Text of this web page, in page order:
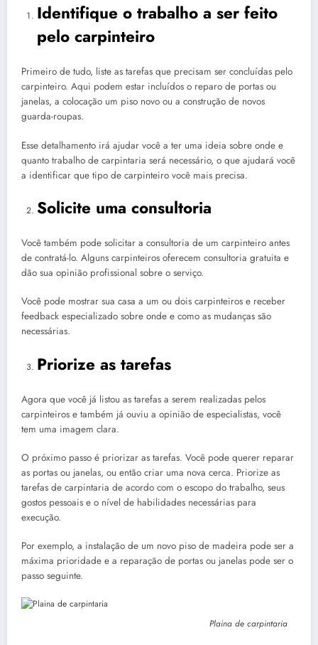
Identifique o trabalho a ser feito
pelo carpinteiro
Primeiro de tudo, liste as tarefas que precisam ser concluídas pelo
carpinteiro. Aqui podem estar incluídos o reparo de portas ou
janelas, a colocação um piso novo ou a construção de novos
guarda-roupas.
Esse detalhamento irá ajudar você a ter uma ideia sobre onde e
quanto trabalho de carpintaria será necessário, o que ajudará você
a identificar que tipo de carpinteiro você mais precisa.
Solicite uma consultoria
Você também pode solicitar a consultoria de um carpinteiro antes
de contratá-lo. Alguns carpinteiros oferecem consultoria gratuita e
dão sua opinião profissional sobre o serviço.
Você pode mostrar sua casa a um ou dois carpinteiros e receber
feedback especializado sobre onde e como as mudanças são
necessárias.
Priorize as tarefas
Agora que você já listou as tarefas a serem realizadas pelos
carpinteiros e também já ouviu a opinião de especialistas, você
tem uma imagem clara.
O próximo passo é priorizar as tarefas. Você pode querer reparar
as portas ou janelas, ou então criar uma nova cerca. Priorize as
tarefas de carpintaria de acordo com o escopo do trabalho, seus
gostos pessoais e o nível de habilidades necessárias para
execução.
Por exemplo, a instalação de um novo piso de madeira pode ser a
máxima prioridade e a reparação de portas ou janelas pode ser o
passo seguinte.
Plaina de carpintaria